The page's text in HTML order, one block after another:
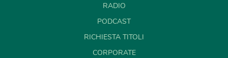
RADIO
PODCAST
RICHIESTA TITOLI
CORPORATE